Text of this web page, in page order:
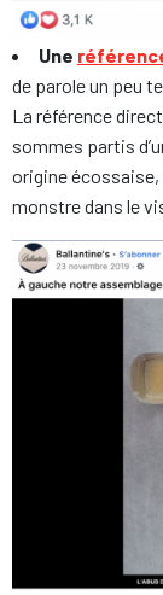
Une
de parole un peu
La référence
sommes partis
origine
monstre dans le